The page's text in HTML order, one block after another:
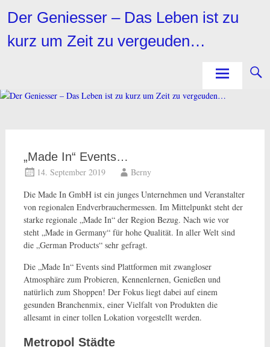
InhaltDer Geniesser – Das Leben ist zu
kurz um Zeit zu vergeuden…
„Made In“ Events…
14. September 2019
Berny
Die Made In GmbH ist ein junges Unternehmen und Veranstalter
von regionalen Endverbrauchermessen. Im Mittelpunkt steht der
starke regionale „Made In“ der Region Bezug. Nach wie vor
steht „Made in Germany“ für hohe Qualität. In aller Welt sind
die „German Products“ sehr gefragt.
Die „Made In“ Events sind Plattformen mit zwangloser
Atmosphäre zum Probieren, Kennenlernen, Genießen und
natürlich zum Shoppen! Der Fokus liegt dabei auf einem
gesunden Branchenmix, einer Vielfalt von Produkten die
allesamt in einer tollen Lokation vorgestellt werden.
Metropol Städte